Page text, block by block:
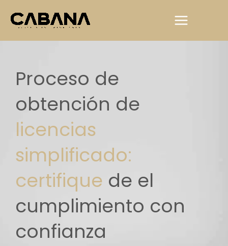
Proceso de
obtención de
licencias
simplificado:
certifique de el
cumplimiento con
confianza